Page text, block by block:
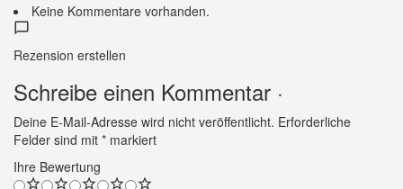
Keine Kommentare vorhanden.
Rezension erstellen
Schreibe einen Kommentar ·
Deine E-Mail-Adresse wird nicht veröffentlicht. Erforderliche
Felder sind mit * markiert
Ihre Bewertung